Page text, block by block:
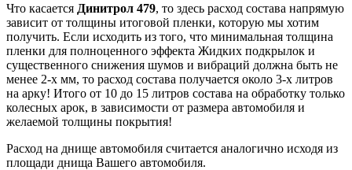
Что касается Динитрол 479, то здесь расход состава напрямую
зависит от толщины итоговой пленки, которую мы хотим
получить. Если исходить из того, что минимальная толщина
пленки для полноценного эффекта Жидких подкрылок и
существенного снижения шумов и вибраций должна быть не
менее 2-х мм, то расход состава получается около 3-х литров
на арку! Итого от 10 до 15 литров состава на обработку только
колесных арок, в зависимости от размера автомобиля и
желаемой толщины покрытия!
Расход на днище автомобиля считается аналогично исходя из
площади днища Вашего автомобиля.